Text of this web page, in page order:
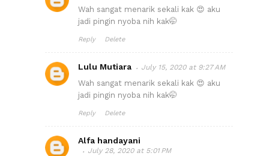
Wah sangat menarik sekali kak 😍 aku
jadi pingin nyoba nih kak🤭
Reply Delete
Lulu Mutiara July 15, 2020 at 9:27 AM
Wah sangat menarik sekali kak 😍 aku
jadi pingin nyoba nih kak🤭
Reply Delete
Alfa handayani
July 28, 2020 at 5:01 PM